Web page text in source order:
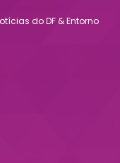
do DF & Entorno